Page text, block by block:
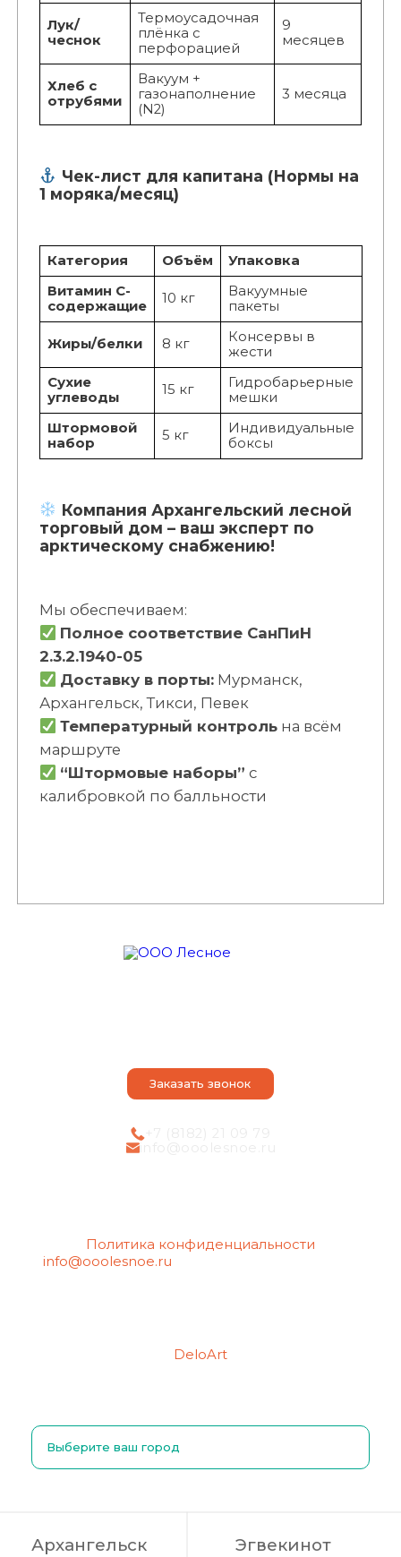
Лук/
чеснок
Термоусадочная
плёнка с
перфорацией
9
месяцев
Хлеб с
отрубями
Вакуум +
газонаполнение
(N2)
3 месяца
Чек-лист для капитана (Нормы на
1 моряка/месяц)
Категория Объём
Упаковка
Витамин С-
содержащие
10 кг
Вакуумные
пакеты
Жиры/белки 8 кг
Консервы в
жести
Сухие
углеводы
15 кг
Гидробарьерные
мешки
Штормовой
набор
5 кг
Индивидуальные
боксы
Компания Архангельский лесной
торговый дом – ваш эксперт по
арктическому снабжению!
Мы обеспечиваем:
Полное соответствие СанПиН
2.3.2.1940-05
Доставку в порты:Мурманск,
Архангельск, Тикси, Певек
Температурный контрольна всём
маршруте
“Штормовые наборы” с
калибровкой по балльности
Заказать звонок
info@ooolesnoe.ru
Политика конфиденциальности
info@ooolesnoe.ru
DeloArt
Выберите ваш город
Архангельск Эгвекинот